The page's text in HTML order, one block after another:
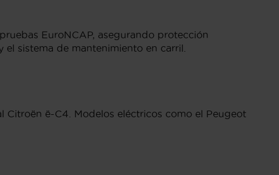
EuroNCAP, asegurando protección
sistema de mantenimiento en carril.
Citroën ë-C4. Modelos eléctricos como el Peugeot